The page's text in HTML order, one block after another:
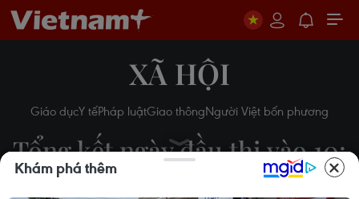
XÃ HỘI
Giáo dụcY tếPháp luậtGiao thôngNgười Việt bốn phương
Tổng kết ngày đầu thi vào 10:
Tiếng Anh vừa sức, nối dài
Khám phá thêm